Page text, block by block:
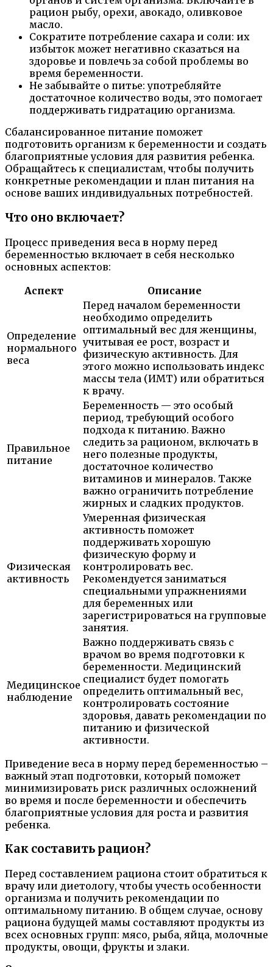
рацион рыбу, орехи, авокадо, оливковое
масло.
Сократите потребление сахара и соли: их
избыток может негативно сказаться на
здоровье и повлечь за собой проблемы во
время беременности.
Не забывайте о питье: употребляйте
достаточное количество воды, это помогает
поддерживать гидратацию организма.
Сбалансированное питание поможет
подготовить организм к беременности и создать
благоприятные условия для развития ребенка.
Обращайтесь к специалистам, чтобы получить
конкретные рекомендации и план питания на
основе ваших индивидуальных потребностей.
Что оно включает?
Процесс приведения веса в норму перед
беременностью включает в себя несколько
основных аспектов:
Аспект
Описание
Определение
нормального
веса
Перед началом беременности
необходимо определить
оптимальный вес для женщины,
учитывая ее рост, возраст и
физическую активность. Для
этого можно использовать индекс
массы тела (ИМТ) или обратиться
к врачу.
Правильное
питание
Беременность — это особый
период, требующий особого
подхода к питанию. Важно
следить за рационом, включать в
него полезные продукты,
достаточное количество
витаминов и минералов. Также
важно ограничить потребление
жирных и сладких продуктов.
Физическая
активность
Умеренная физическая
активность поможет
поддерживать хорошую
физическую форму и
контролировать вес.
Рекомендуется заниматься
специальными упражнениями
для беременных или
зарегистрироваться на групповые
занятия.
Медицинское
наблюдение
Важно поддерживать связь с
врачом во время подготовки к
беременности. Медицинский
специалист будет помогать
определить оптимальный вес,
контролировать состояние
здоровья, давать рекомендации по
питанию и физической
активности.
Приведение веса в норму перед беременностью –
важный этап подготовки, который поможет
минимизировать риск различных осложнений
во время и после беременности и обеспечить
благоприятные условия для роста и развития
ребенка.
Как составить рацион?
Перед составлением рациона стоит обратиться к
врачу или диетологу, чтобы учесть особенности
организма и получить рекомендации по
оптимальному питанию. В общем случае, основу
рациона будущей мамы составляют продукты из
всех основных групп: мясо, рыба, яйца, молочные
продукты, овощи, фрукты и злаки.